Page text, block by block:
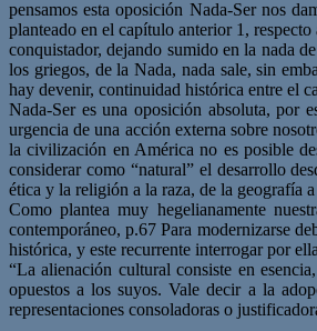
pensamos esta oposición Nada-Ser nos
planteado en el capítulo anterior 1,
conquistador, dejando sumido en la nada
los griegos, de la Nada, nada sale, sin
hay devenir, continuidad histórica entre el
Nada-Ser es una oposición absoluta, por
urgencia de una acción externa sobre
la civilización en América no es posible
considerar como “natural” el desarrollo
ética y la religión a la raza, de la geografía
Como plantea muy hegelianamente
contemporáneo, p.67 Para modernizarse
histórica, y este recurrente interrogar por
“La alienación cultural consiste en
opuestos a los suyos. Vale decir a la
representaciones consoladoras o